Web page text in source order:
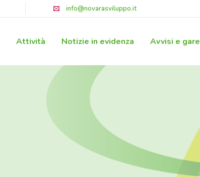
info@novarasviluppo.it
Attività Notizie in evidenza Avvisi e gare